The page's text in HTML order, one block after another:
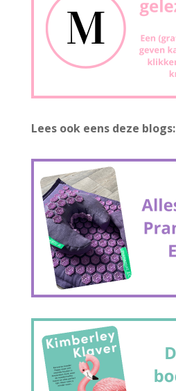
Lees ook eens deze blogs: